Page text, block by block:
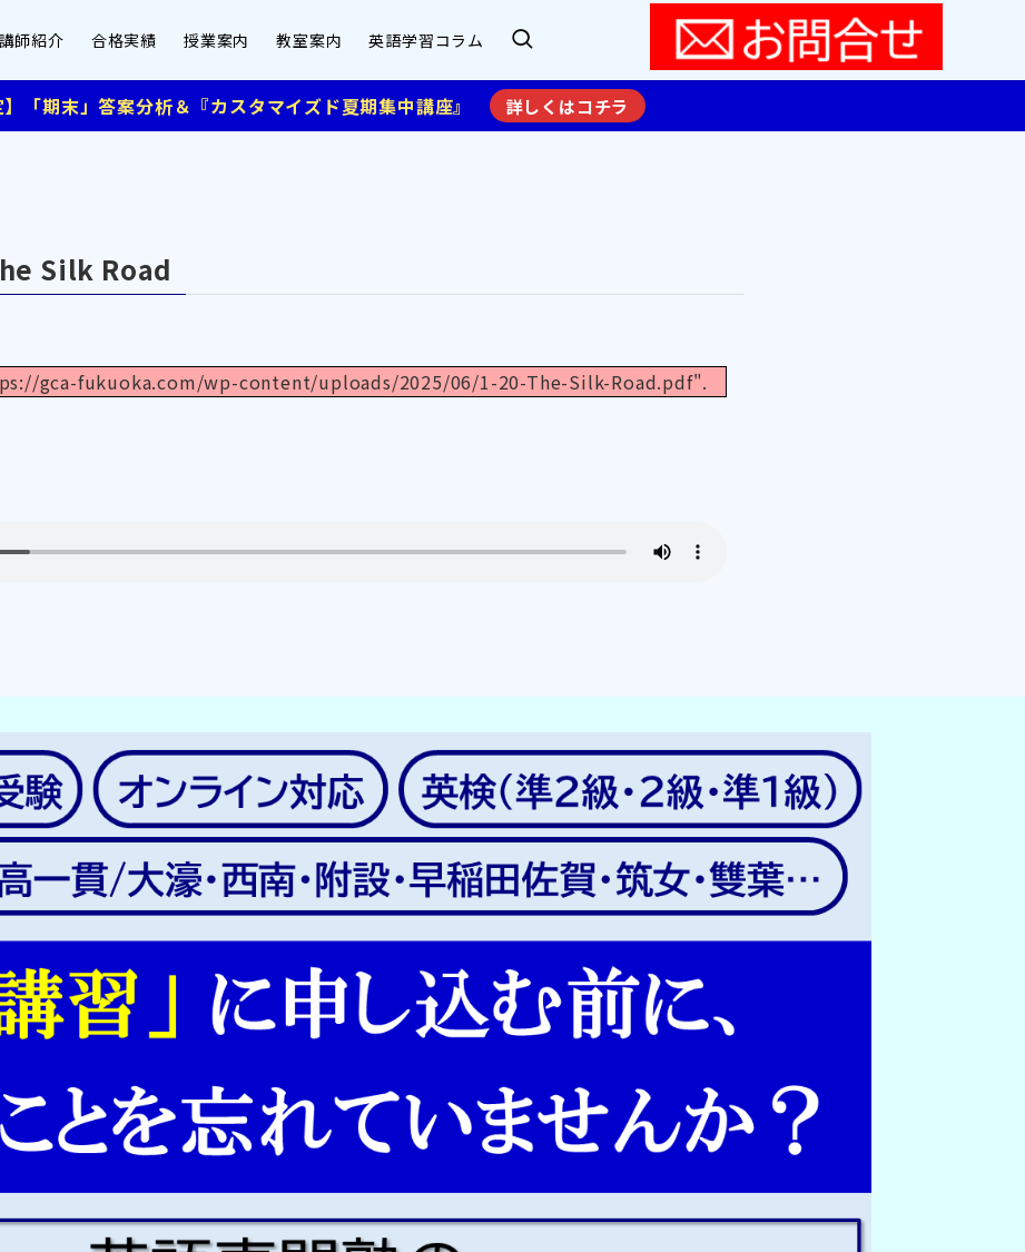
講師紹介 合格実績 授業案内 教室案内 英語学習コラム
】「期末」答案分析＆『カスタマイズド夏期集中講座』 詳しくはコチラ
Silk Road
gca-fukuoka.com/wp-content/uploads/2025/06/1-20-The-Silk-Road.pdf".